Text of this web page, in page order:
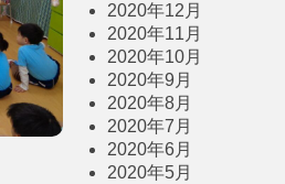
2020年12月
2020年11月
2020年10月
2020年9月
2020年8月
2020年7月
2020年6月
2020年5月